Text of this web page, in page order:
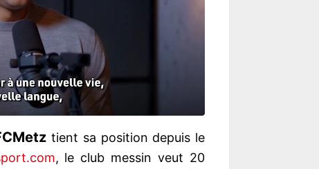
Metz tient sa position depuis le
, le club messin veut 20